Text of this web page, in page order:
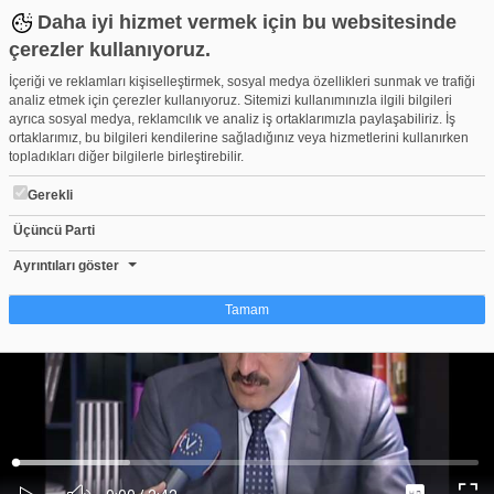
Daha iyi hizmet vermek için bu websitesinde
çerezler kullanıyoruz.
İçeriği ve reklamları kişiselleştirmek, sosyal medya özellikleri sunmak ve trafiği
analiz etmek için çerezler kullanıyoruz. Sitemizi kullanımınızla ilgili bilgileri
ayrıca sosyal medya, reklamcılık ve analiz iş ortaklarımızla paylaşabiliriz. İş
ortaklarımız, bu bilgileri kendilerine sağladığınız veya hizmetlerini kullanırken
topladıkları diğer bilgilerle birleştirebilir.
Gerekli
Üçüncü Parti
Ayrıntıları göster
Tamam
Çerez nedir?
Çerezler, web-sitelerinin, kullanıcıların deneyimlerini daha verimli hale getirmek
amacıyla kullandığı küçük metin dosyalarıdır. Yasalara göre, bu sitenin
işletilmesi için kesinlikle gerekli olan çerezleri cihazınıza yerleştirebiliyoruz.
Diğer çerez türleri için sizden izin almamız gerekiyor. Bu site farklı çerez türleri
kullanmaktadır. Bazı çerezler, sayfalarımızda yer alan üçüncü şahıs hizmetleri
tarafından yerleştirilir. İzniniz şu alanlar için geçerlidir: web.tv
Ses
Yüklendi:
Yükleniyor:
PTT GENEL MÜDÜRÜ OSMAN TURALIN ÖZEL RÖPORTAJ